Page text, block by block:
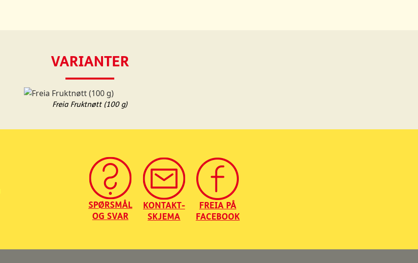
VARIANTER
Freia Fruktnøtt (100 g)
SPØRSMÅL
OG SVAR
KONTAKT-
SKJEMA
FREIA PÅ
FACEBOOK